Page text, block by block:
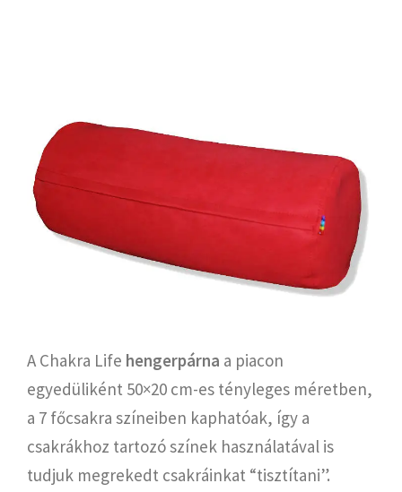
A Chakra Life hengerpárna a piacon
egyedüliként 50×20 cm-es tényleges méretben,
a 7 főcsakra színeiben kaphatóak, így a
csakrákhoz tartozó színek használatával is
tudjuk megrekedt csakráinkat “tisztítani”.